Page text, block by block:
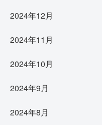
2024年12月
2024年11月
2024年10月
2024年9月
2024年8月